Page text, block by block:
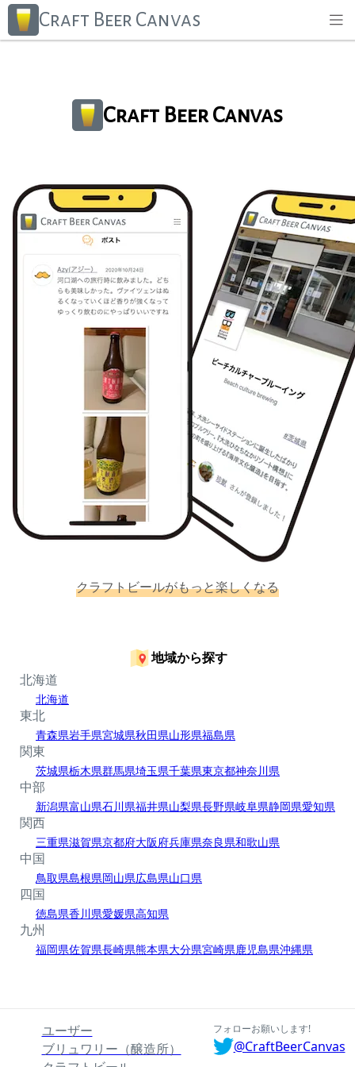
Craft Beer Canvas
Craft Beer Canvas
クラフトビールがもっと楽しくなる
地域から探す
北海道
北海道
東北
青森県岩手県宮城県秋田県山形県福島県
関東
茨城県栃木県群馬県埼玉県千葉県東京都神奈川県
中部
新潟県富山県石川県福井県山梨県長野県岐阜県静岡県愛知県
関西
三重県滋賀県京都府大阪府兵庫県奈良県和歌山県
中国
鳥取県島根県岡山県広島県山口県
四国
徳島県香川県愛媛県高知県
九州
福岡県佐賀県長崎県熊本県大分県宮崎県鹿児島県沖縄県
ユーザー
ブリュワリー（醸造所）
フォローお願いします!
@CraftBeerCanvas